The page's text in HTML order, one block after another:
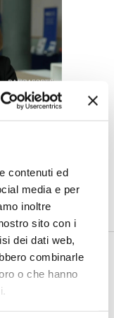
contenuti ed
media e per
inoltre
sito con i
dei dati web,
combinarle
o che hanno
il
e capaci di le...